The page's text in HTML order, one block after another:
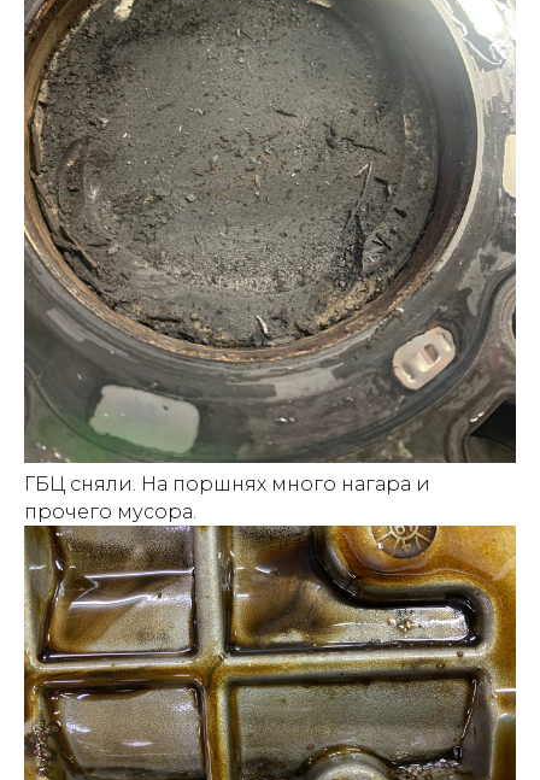
ГБЦ сняли. На поршнях много нагара и
прочего мусора.